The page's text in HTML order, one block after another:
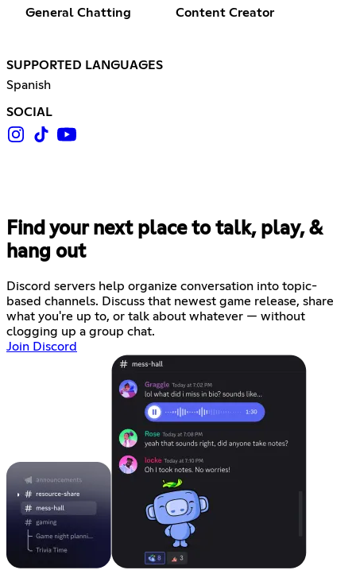
General Chatting Content Creator
SUPPORTED LANGUAGES
Spanish
SOCIAL
Find your next place to talk, play, &
hang out
Discord servers help organize conversation into topic-
based channels. Discuss that newest game release, share
what you're up to, or talk about whatever — without
clogging up a group chat.
Join Discord